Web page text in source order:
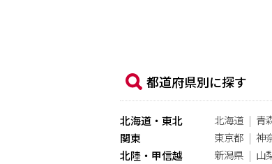
都道府県別に探す
北海道・東北 北海道 青
関東
東京都 神
北陸・甲信越
新潟県 山